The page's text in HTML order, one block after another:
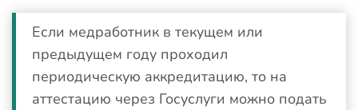
Если медработник в текущем или
предыдущем году проходил
периодическую аккредитацию, то на
аттестацию через Госуслуги можно подать